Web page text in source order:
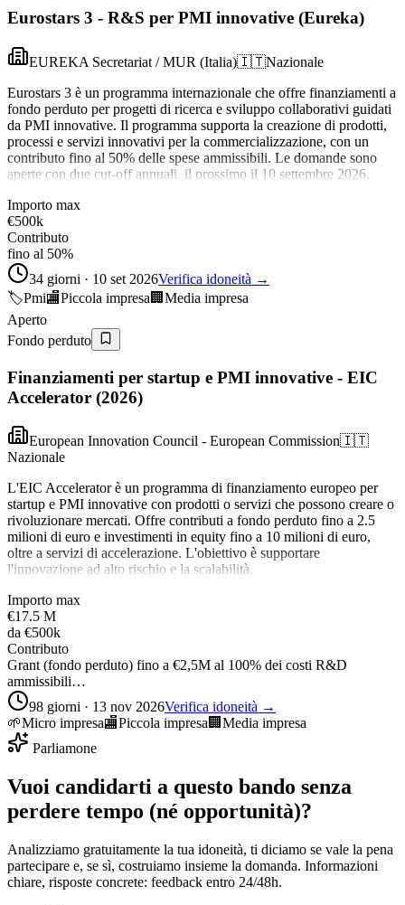
Eurostars 3 - R&S per PMI innovative (Eureka)
EUREKA Secretariat / MUR (Italia)🇮🇹Nazionale
Eurostars 3 è un programma internazionale che offre finanziamenti a
fondo perduto per progetti di ricerca e sviluppo collaborativi guidati
da PMI innovative. Il programma supporta la creazione di prodotti,
processi e servizi innovativi per la commercializzazione, con un
contributo fino al 50% delle spese ammissibili. Le domande sono
aperte con due cut-off annuali, il prossimo il 10 settembre 2026.
Importo max
€500k
Contributo
fino al 50%
34 giorni · 10 set 2026Verifica idoneità →
🏷️Pmi🏬Piccola impresa 🏢 Media impresa
Aperto
Fondo perduto
Finanziamenti per startup e PMI innovative - EIC
Accelerator (2026)
European Innovation Council - European Commission🇮🇹
Nazionale
L'EIC Accelerator è un programma di finanziamento europeo per
startup e PMI innovative con prodotti o servizi che possono creare o
rivoluzionare mercati. Offre contributi a fondo perduto fino a 2.5
milioni di euro e investimenti in equity fino a 10 milioni di euro,
oltre a servizi di accelerazione. L'obiettivo è supportare
l'innovazione ad alto rischio e la scalabilità.
Importo max
€17.5 M
da €500k
Contributo
Grant (fondo perduto) fino a €2,5M al 100% dei costi R&D
ammissibili…
98 giorni · 13 nov 2026Verifica idoneità →
🌱Micro impresa🏬Piccola impresa🏢 Media impresa
Parliamone
Vuoi candidarti a questo bando senza
perdere tempo (né opportunità)?
Analizziamo gratuitamente la tua idoneità, ti diciamo se vale la pena
partecipare e, se sì, costruiamo insieme la domanda. Informazioni
chiare, risposte concrete: feedback entro 24/48h.